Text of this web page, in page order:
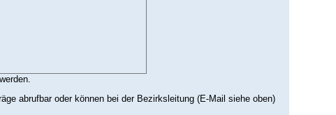
abrufbar oder können bei der Bezirksleitung (E-Mail siehe oben)